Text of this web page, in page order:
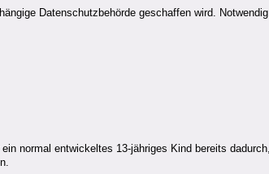
Datenschutzbehörde geschaffen wird. Notwendig
normal entwickeltes 13-jähriges Kind bereits